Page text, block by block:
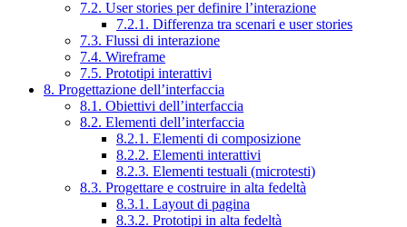
7.2. User stories per definire l’interazione
7.2.1. Differenza tra scenari e user stories
7.3. Flussi di interazione
7.4. Wireframe
7.5. Prototipi interattivi
8. Progettazione dell’interfaccia
8.1. Obiettivi dell’interfaccia
8.2. Elementi dell’interfaccia
8.2.1. Elementi di composizione
8.2.2. Elementi interattivi
8.2.3. Elementi testuali (microtesti)
8.3. Progettare e costruire in alta fedeltà
8.3.1. Layout di pagina
8.3.2. Prototipi in alta fedeltà